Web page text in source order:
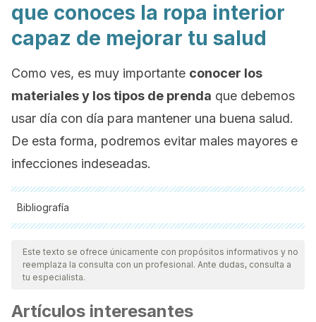
que conoces la ropa interior
capaz de mejorar tu salud
Como ves, es muy importante conocer los
materiales y los tipos de prenda que debemos
usar día con día para mantener una buena salud.
De esta forma, podremos evitar males mayores e
infecciones indeseadas.
Bibliografía
Todas las fuentes citadas fueron revisadas a profundidad por
nuestro equipo, para asegurar su calidad, confiabilidad,
vigencia y validez.La bibliografía de este artículo fue
científica.
Este texto se ofrece únicamente con propósitos informativos y no
reemplaza la consulta con un profesional. Ante dudas, consulta a
tu especialista.
Artículos interesantes